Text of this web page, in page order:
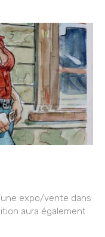
expo/vente dans
aura également